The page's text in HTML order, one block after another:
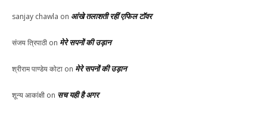
sanjay chawla on आंखे तलाशती रहीं एफिल टॉवर
संजय त्रिपाठी on मेरे सपनों की उड़ान
श्रीराम पाण्डेय कोटा on मेरे सपनों की उड़ान
शून्य आकांक्षी on सच यही है अगर